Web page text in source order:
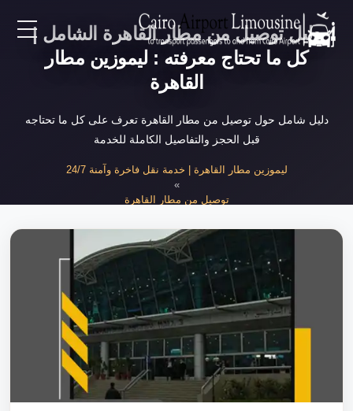
EN
خدمات المطار
نحن
دليل توصيل من مطار القاهرة الشامل |
كل ما تحتاج معرفته : ليموزين مطار
القاهرة
دليل شامل حول توصيل من مطار القاهرة تعرف على كل ما تحتاجه
قبل الحجز والتفاصيل الكاملة للخدمة
ليموزين مطار القاهرة | خدمة نقل فاخرة وآمنة 24/7
توصيل من مطار القاهرة
دليل توصيل من مطار القاهرة الشامل